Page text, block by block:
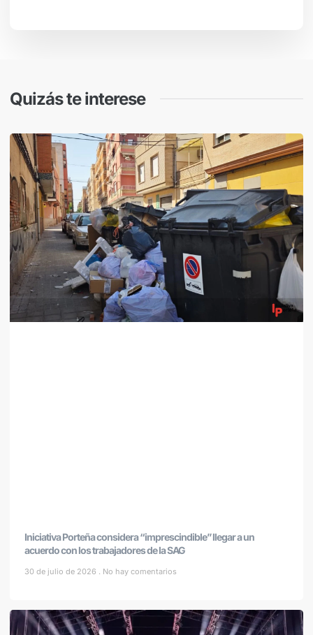
Quizás te interese
Iniciativa Porteña considera “imprescindible” llegar a un
acuerdo con los trabajadores de la SAG
30 de julio de 2026 No hay comentarios